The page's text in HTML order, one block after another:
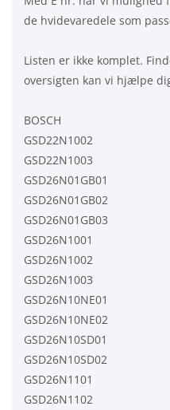
de hvidevaredele som
Listen er ikke komplet.
oversigten kan vi hjælpe
BOSCH
GSD22N1002
GSD22N1003
GSD26N01GB01
GSD26N01GB02
GSD26N01GB03
GSD26N1001
GSD26N1002
GSD26N1003
GSD26N10NE01
GSD26N10NE02
GSD26N10SD01
GSD26N10SD02
GSD26N1101
GSD26N1102